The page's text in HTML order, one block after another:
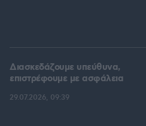
Διασκεδάζουμε υπεύθυνα,
επιστρέφουμε με ασφάλεια
29.07.2026, 09:39